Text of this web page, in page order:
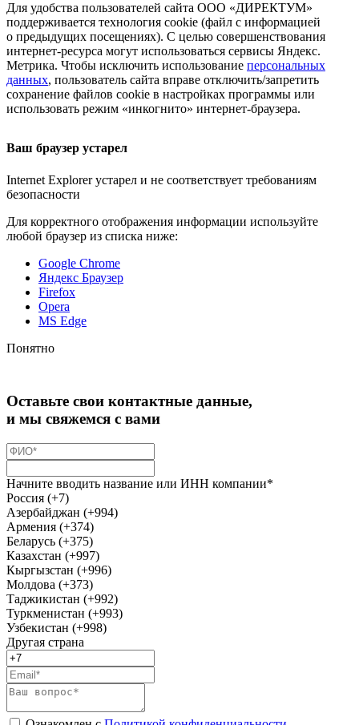
Для удобства пользователей сайта ООО «ДИРЕКТУМ»
поддерживается технология cookie (файл с информацией
о предыдущих посещениях). С целью совершенствования
интернет-ресурса могут использоваться сервисы Яндекс.
Метрика. Чтобы исключить использование персональных
данных, пользователь сайта вправе отключить/запретить
сохранение файлов cookie в настройках программы или
использовать режим «инкогнито» интернет-браузера.
Ваш браузер устарел
Internet Explorer устарел и не соответствует требованиям
безопасности
Для корректного отображения информации используйте
любой браузер из списка ниже:
Google Chrome
Яндекс Браузер
Firefox
Opera
MS Edge
Понятно
Оставьте свои контактные данные,
и мы свяжемся с вами
Начните вводить название или ИНН компании*
Россия (+7)
Азербайджан (+994)
Армения (+374)
Беларусь (+375)
Казахстан (+997)
Кыргызстан (+996)
Молдова (+373)
Таджикистан (+992)
Туркменистан (+993)
Узбекистан (+998)
Другая страна